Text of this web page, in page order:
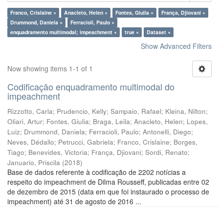
Franco, Crislaine × Anacleto, Helen × Fontes, Giulia ×
França, Djiovani ×
Drummond, Daniela ×
Ferracioli, Paulo ×
enquadramento multimodal; impeachment ×
true × Dataset ×
Show Advanced Filters
Now showing items 1-1 of 1
Codificação enquadramento multimodal do
impeachment
Rizzotto, Carla; Prudencio, Kelly; Sampaio, Rafael; Kleina, Nilton;
Oliari, Artur; Fontes, Giulia; Braga, Leila; Anacleto, Helen; Lopes,
Luiz; Drummond, Daniela; Ferracioli, Paulo; Antonelli, Diego;
Neves, Dédallo; Petrucci, Gabriela; Franco, Crislaine; Borges,
Tiago; Benevides, Victoria; França, Djiovani; Sordi, Renato;
Januario, Priscila (2018)
Base de dados referente à codificação de 2202 notícias a
respeito do impeachment de Dilma Rousseff, publicadas entre 02
de dezembro de 2015 (data em que foi instaurado o processo de
impeachment) até 31 de agosto de 2016 ...